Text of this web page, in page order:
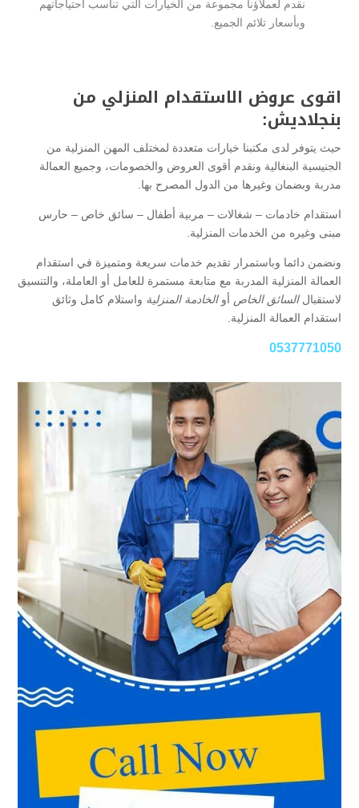
نقدم لعملاؤنا مجموعة من الخيارات التي تناسب احتياجاتهم
وبأسعار تلائم الجميع.
اقوى عروض الاستقدام المنزلي من
بنجلاديش:
حيث يتوفر لدى مكتبنا خيارات متعددة لمختلف المهن المنزلية من
الجنيسية البنغالية ونقدم أقوى العروض والخصومات، وجميع العمالة
مدربة وبضمان وغيرها من الدول المصرح بها.
استقدام خادمات – شغالات – مربية أطفال – سائق خاص – حارس
مبنى وغيره من الخدمات المنزلية.
ونضمن دائما وباستمرار تقديم خدمات سريعة ومتميزة في استقدام
العمالة المنزلية المدربة مع متابعة مستمرة للعامل أو العاملة، والتنسيق
لاستقبالالسائق الخاص أوالخادمة المنزلية واستلام كامل وثائق
استقدام العمالة المنزلية.
0537771050